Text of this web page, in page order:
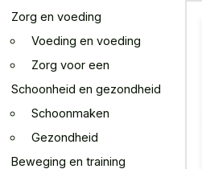
Zorg en voeding
Voeding en voeding
Zorg voor een
Schoonheid en gezondheid
Schoonmaken
Gezondheid
Beweging en training